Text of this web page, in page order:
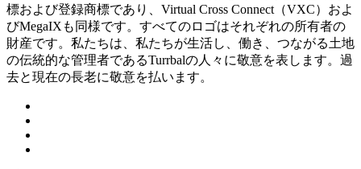
標および登録商標であり、Virtual Cross Connect（VXC）およ
びMegaIXも同様です。すべてのロゴはそれぞれの所有者の
財産です。私たちは、私たちが生活し、働き、つながる土地
の伝統的な管理者であるTurrbalの人々に敬意を表します。過
去と現在の長老に敬意を払います。